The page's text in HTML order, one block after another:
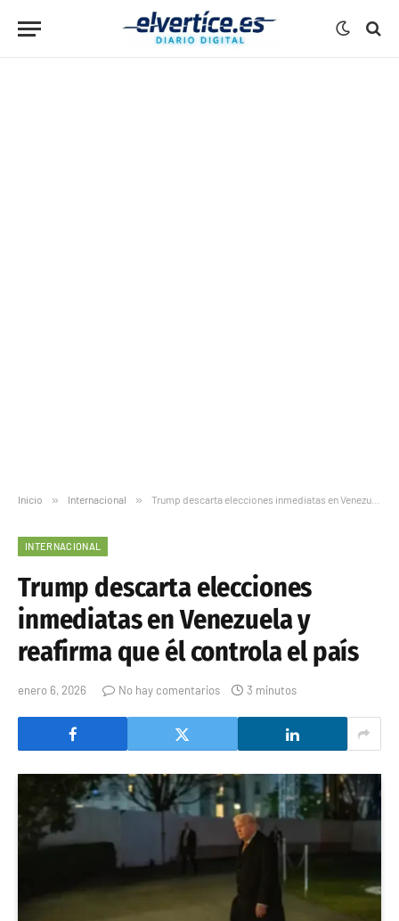
Inicio » Internacional » Trump descarta elecciones inmediatas en Venezuela y reafirma que él controla el país
INTERNACIONAL
Trump descarta elecciones
inmediatas en Venezuela y
reafirma que él controla el país
enero 6, 2026 No hay comentarios 3 minutos